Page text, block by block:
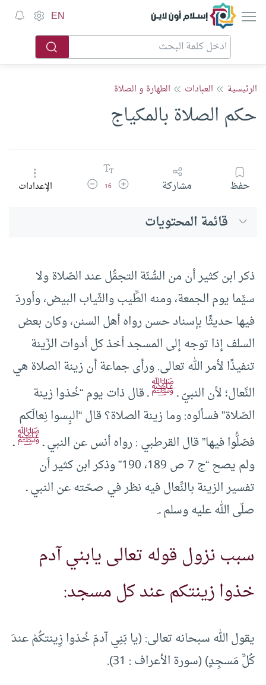
إسلام أون لاين EN
الرئيسية العبادات الطهارة و الصلاة
حكم الصلاة بالمكياج
حفظ مشاركة زيادة حجم الخط
16 تقليل حجم الخطالإعدادات
قائمة المحتويات
ذكر ابن كثير أن من السُّنّة التجمُّل عند الصّلاة ولا
سيِّما يوم الجمعة، ومنه الطِّيب والثّياب البيض، وأوردَ
فيها حديثًا بإسناد حسن رواه أهل السنن، وكان بعض
السلف إذا توجه إلى المسجد أخذ كل أدوات الزّينة
تنفيذًا لأمر الله تعالى. ورأى جماعة أن زينة الصلاة هي
النِّعال؛ لأن النبيّ ـﷺـ قال ذات يوم “خُذوا زينة
الصّلاة” فسألوه: وما زينة الصلاة؟ قال “البِسوا نِعالَكم
فصَلُّوا فيها” قال القرطبي : رواه أنس عن النبي ـﷺـ
ولم يصح “ج 7 ص 189، 190” وذكر ابن كثير أن
تفسير الزينة بالنِّعال فيه نظر في صحّته عن النبي ـ
صلّى الله عليه وسلم ـ.
سبب نزول قوله تعالى يابني آدم
خذوا زينتكم عند كل مسجد:
يقول الله سبحانه تعالى: (يا بَنِي آدمَ خُذوا زِينتكُمْ عندَ
كُلِّ مَسجِدٍ) (سورة الأعراف : 31).